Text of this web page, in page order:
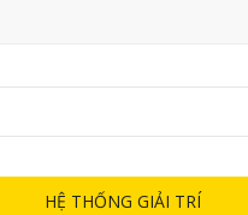
HỆ THỐNG GIẢI TRÍ